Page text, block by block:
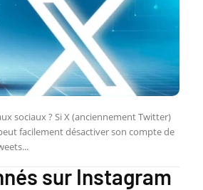
sociaux ? Si X (anciennement Twitter)
facilement désactiver son compte de
sur Instagram